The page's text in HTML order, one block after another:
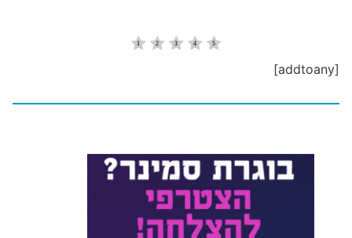
[addtoany]